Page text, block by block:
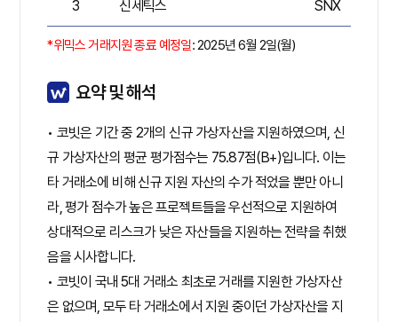
3 신세틱스 SNX
*위믹스 거래지원 종료 예정일: 2025년 6월 2일(월)
요약 및 해석
• 코빗은 기간 중 2개의 신규 가상자산을 지원하였으며, 신
규 가상자산의 평균 평가점수는 75.87점(B+)입니다. 이는
타 거래소에 비해 신규 지원 자산의 수가 적었을 뿐만 아니
라, 평가 점수가 높은 프로젝트들을 우선적으로 지원하여
상대적으로 리스크가 낮은 자산들을 지원하는 전략을 취했
음을 시사합니다.
• 코빗이 국내 5대 거래소 최초로 거래를 지원한 가상자산
은 없으며, 모두 타 거래소에서 지원 중이던 가상자산을 지